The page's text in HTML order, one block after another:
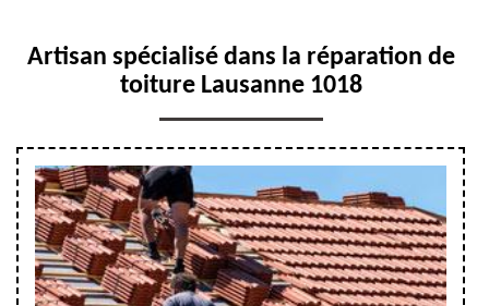
Artisan spécialisé dans la réparation de
toiture Lausanne 1018